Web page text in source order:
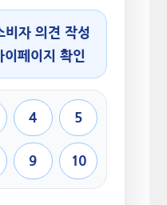
자 의견 작성
페이지 확인
4 5
9 10